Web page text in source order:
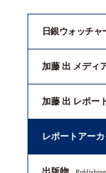
日銀ウォッチャ
加藤 出 メディ
加藤 出 レポー
レポートアー